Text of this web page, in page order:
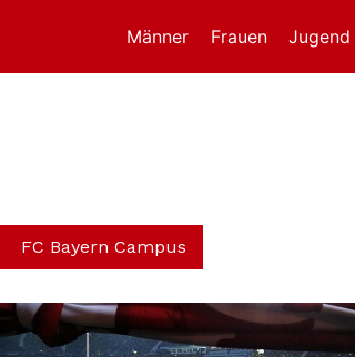
Männer Frauen Jugend
FC Bayern Campus